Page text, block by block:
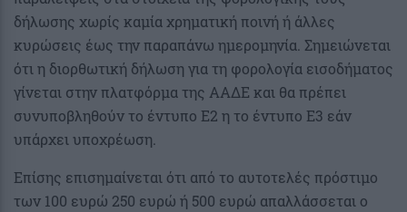
δήλωσης χωρίς καμία χρηματική ποινή ή άλλες
κυρώσεις έως την παραπάνω ημερομηνία. Σημειώνεται
ότι η διορθωτική δήλωση για τη φορολογία εισοδήματος
γίνεται στην πλατφόρμα της ΑΑΔΕ και θα πρέπει
συνυποβληθούν το έντυπο Ε2 η το έντυπο Ε3 εάν
υπάρχει υποχρέωση.
Επίσης επισημαίνεται ότι από το αυτοτελές πρόστιμο
των 100 ευρώ 250 ευρώ ή 500 ευρώ απαλλάσσεται ο